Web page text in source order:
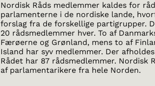
Nordisk Råds medlemmer kaldes for
parlamenterne i de nordiske lande,
forslag fra de forskellige partigrupper.
20 rådsmedlemmer hver. To af
Færøerne og Grønland, mens to af
Island har syv medlemmer. Der
Rådet har 87 rådsmedlemmer. Nordisk
af parlamentarikere fra hele Norden.